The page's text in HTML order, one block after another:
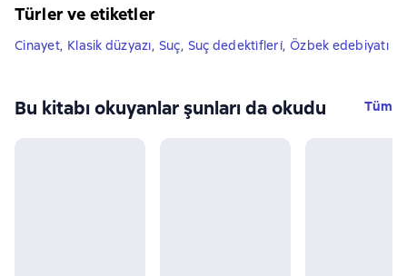
Türler ve etiketler
Cinayet, Klasik düzyazı, Suç, Suç dedekti̇fleri̇, Özbek edebiyatı
Bu kitabı okuyanlar şunları da okudu Tüm